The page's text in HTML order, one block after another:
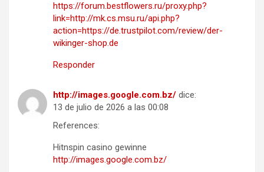
https://forum.bestflowers.ru/proxy.php?
link=http://mk.cs.msu.ru/api.php?
action=https://de.trustpilot.com/review/der-
wikinger-shop.de
Responder
http://images.google.com.bz/ dice:
13 de julio de 2026 a las 00:08
References:
Hitnspin casino gewinne
http://images.google.com.bz/